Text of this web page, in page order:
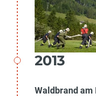
2013
Waldbrand am